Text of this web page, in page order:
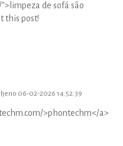
de sofá são
this post!
06-02-2026 14:52:39
>phontechm</a>